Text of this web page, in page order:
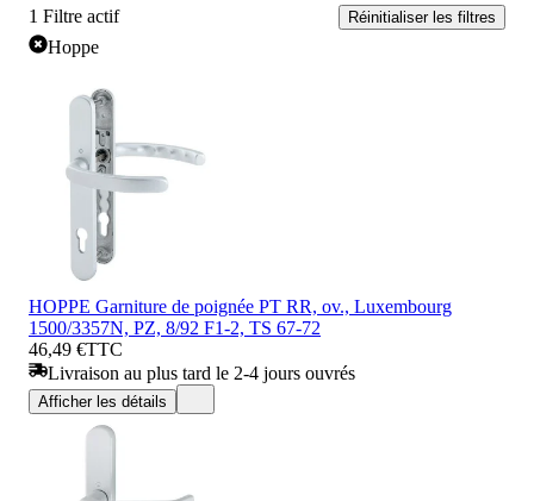
1 Filtre actif Réinitialiser les filtres
Hoppe
HOPPE Garniture de poignée PT RR, ov., Luxembourg
1500/3357N, PZ, 8/92 F1-2, TS 67-72
46,49 €TTC
Livraison au plus tard le 2-4 jours ouvrés
Afficher les détails